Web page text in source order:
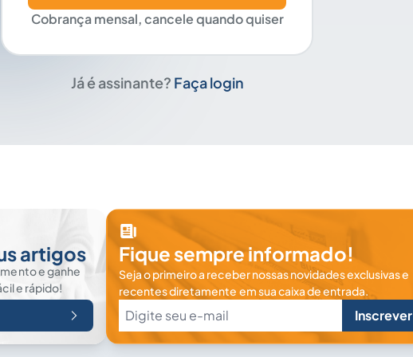
Cobrança mensal, cancele quando quiser
Já é assinante? Faça login
artigos
e ganhe
e rápido!
Fique sempre informado!
Seja o primeiro a receber nossas novidades exclusivas e
recentes diretamente em sua caixa de entrada.
Inscrever